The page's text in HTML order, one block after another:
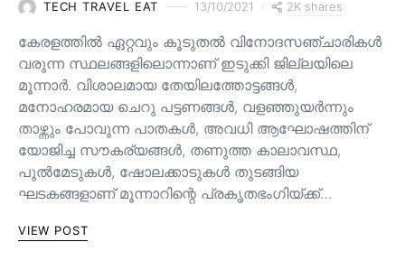
TECH TRAVEL EAT 13/10/2021 2K shares
കേരളത്തിൽ ഏറ്റവും കൂടുതൽ വിനോദസഞ്ചാരികൾ
വരുന്ന സ്ഥലങ്ങളിലൊന്നാണ് ഇടുക്കി ജില്ലയിലെ
മൂന്നാർ. വിശാലമായ തേയിലത്തോട്ടങ്ങള്‍,
മനോഹരമായ ചെറു പട്ടണങ്ങള്‍, വളഞ്ഞുയര്‍ന്നും
താഴ്ന്നും പോവുന്ന പാതകള്‍, അവധി ആഘോഷത്തിന്
യോജിച്ച സൗകര്യങ്ങള്‍, തണുത്ത കാലാവസ്ഥ,
പുൽമേടുകൾ, ഷോലക്കാടുകൾ തുടങ്ങിയ
ഘടകങ്ങളാണ് മൂന്നാറിന്റെ പ്രകൃതഭംഗിയ്ക്ക്…
VIEW POST